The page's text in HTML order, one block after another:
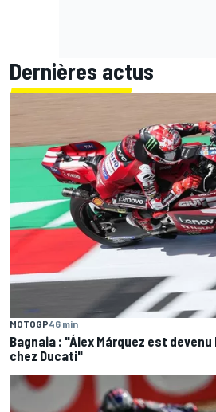
Dernières actus
MOTOGP46 min
Bagnaia : "Álex Márquez est
chez Ducati"